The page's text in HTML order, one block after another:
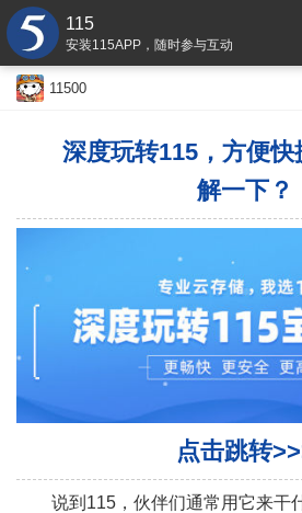
115
安装115APP，随时参与互动
11500
深度玩转115，方便快
解一下？
点击跳转
说到115，伙伴们通常用它来干